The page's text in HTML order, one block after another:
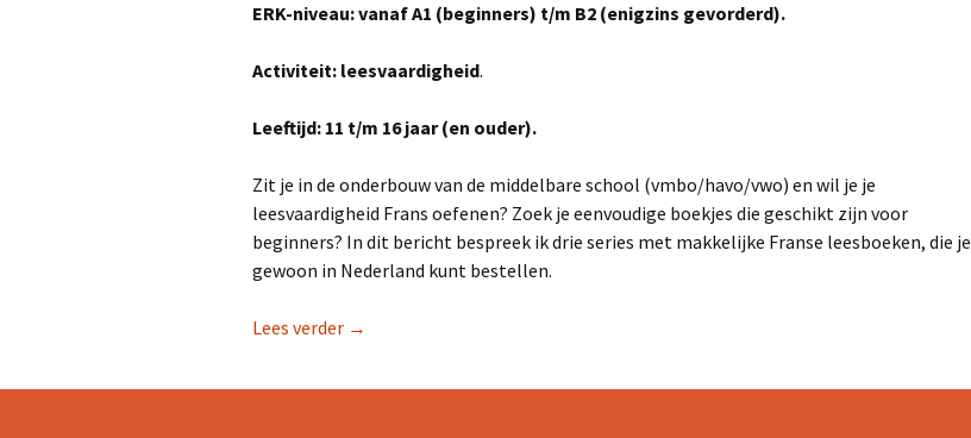
ERK-niveau: vanaf A1 (beginners) t/m B2 (enigzins gevorderd).
Activiteit: leesvaardigheid.
Leeftijd: 11 t/m 16 jaar (en ouder).
Zit je in de onderbouw van de middelbare school (vmbo/havo/vwo) en wil je je
leesvaardigheid Frans oefenen? Zoek je eenvoudige boekjes die geschikt zijn voor
beginners? In dit bericht bespreek ik drie series met makkelijke Franse leesboeken, die je
gewoon in Nederland kunt bestellen.
Lees verder 3 x makkelijk Frans lezen.
→